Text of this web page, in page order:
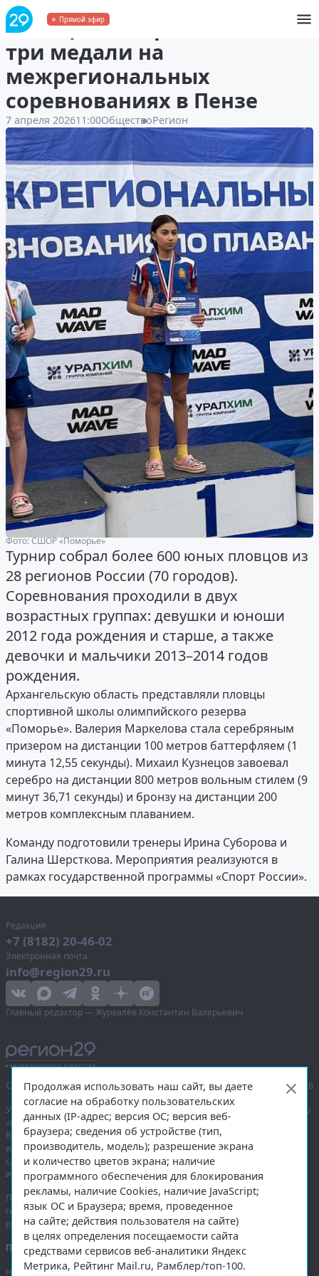
Прямой эфир
Пловцы Поморья завоевали
три медали на
межрегиональных
соревнованиях в Пензе
7 апреля 202611:00ОбществоРегион
Фото: СШОР «Поморье»
Турнир собрал более 600 юных пловцов из
28 регионов России (70 городов).
Соревнования проходили в двух
возрастных группах: девушки и юноши
2012 года рождения и старше, а также
девочки и мальчики 2013–2014 годов
рождения.
Архангельскую область представляли пловцы
спортивной школы олимпийского резерва
«Поморье». Валерия Маркелова стала серебряным
призером на дистанции 100 метров баттерфляем (1
минута 12,55 секунды). Михаил Кузнецов завоевал
серебро на дистанции 800 метров вольным стилем (9
минут 36,71 секунды) и бронзу на дистанции 200
метров комплексным плаванием.
Команду подготовили тренеры Ирина Суборова и
Галина Шерсткова. Мероприятия реализуются в
рамках государственной программы «Спорт России».
Редакция
+7 (8182) 20-46-02
Электронная почта
info@region29.ru
Главный редактор — Журавлёв Константин Валерьевич
Сетевое издание «Информационное агентство Регион 29»,
© 2016–2026
Учредитель — общество с ограниченной ответственностью «Агентство
«Правда Севера».
Выписка из реестра зарегистрированных средств массовой
информации:ЭЛ № ФС 77-74226от 09.11.2018 выдано Федеральной
службой по надзору в сфере связи, информационных технологий
и массовых коммуникаций (Роскомнадзор).
При полном или частичном использовании любых материалов
гиперссылка на region29.ruобязательна. Копирование материалов без
разрешения администрации сайта запрещено.
Правовая информация.
На информационном ресурсе применяютсярекомендательные
Продолжая использовать наш сайт, вы даете
согласие на обработку пользовательских
данных (IP-адрес; версия ОС; версия веб-
браузера; сведения об устройстве (тип,
производитель, модель); разрешение экрана
и количество цветов экрана; наличие
программного обеспечения для блокирования
рекламы, наличие Cookies, наличие JavaScript;
язык ОС и Браузера; время, проведенное
на сайте; действия пользователя на сайте)
в целях определения посещаемости сайта
средствами сервисов веб-аналитики Яндекс
Метрика, Рейтинг Mail.ru, Рамблер/топ-100.